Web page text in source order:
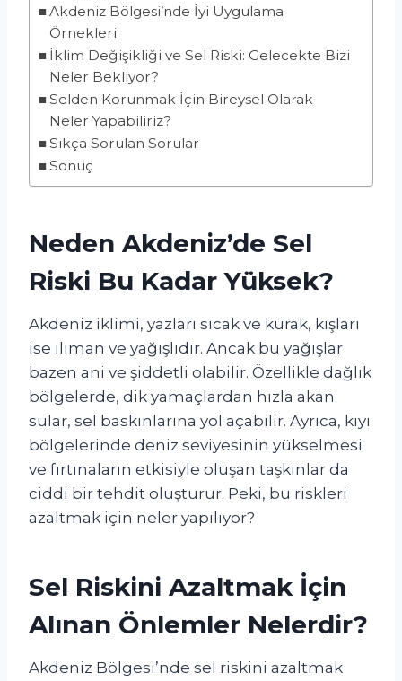
Akdeniz Bölgesi’nde İyi Uygulama
Örnekleri
İklim Değişikliği ve Sel Riski: Gelecekte Bizi
Neler Bekliyor?
Selden Korunmak İçin Bireysel Olarak
Neler Yapabiliriz?
Sıkça Sorulan Sorular
Sonuç
Neden Akdeniz’de Sel
Riski Bu Kadar Yüksek?
Akdeniz iklimi, yazları sıcak ve kurak, kışları
ise ılıman ve yağışlıdır. Ancak bu yağışlar
bazen ani ve şiddetli olabilir. Özellikle dağlık
bölgelerde, dik yamaçlardan hızla akan
sular, sel baskınlarına yol açabilir. Ayrıca, kıyı
bölgelerinde deniz seviyesinin yükselmesi
ve fırtınaların etkisiyle oluşan taşkınlar da
ciddi bir tehdit oluşturur. Peki, bu riskleri
azaltmak için neler yapılıyor?
Sel Riskini Azaltmak İçin
Alınan Önlemler Nelerdir?
Akdeniz Bölgesi’nde sel riskini azaltmak